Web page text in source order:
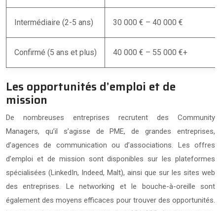
Intermédiaire (2-5 ans) 30 000 € – 40 000 €
Confirmé (5 ans et plus) 40 000 € – 55 000 €+
Les opportunités d’emploi et de
mission
De nombreuses entreprises recrutent des Community
Managers, qu’il s’agisse de PME, de grandes entreprises,
d’agences de communication ou d’associations. Les offres
d’emploi et de mission sont disponibles sur les plateformes
spécialisées (LinkedIn, Indeed, Malt), ainsi que sur les sites web
des entreprises. Le networking et le bouche-à-oreille sont
également des moyens efficaces pour trouver des opportunités.